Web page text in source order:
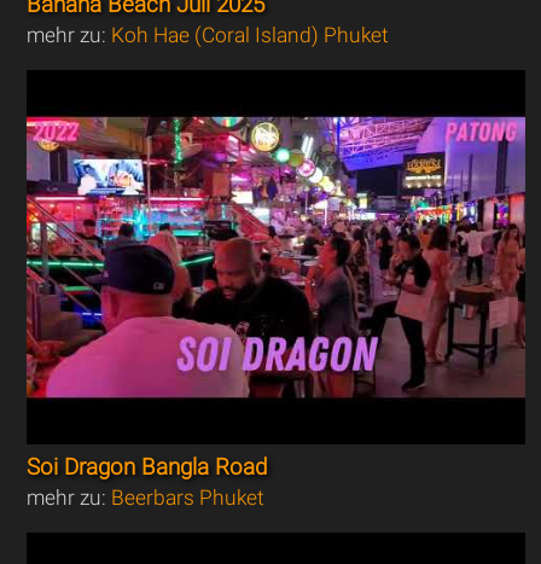
mehr zu: Koh Hae (Coral Island) Phuket
Soi Dragon Bangla Road
mehr zu: Beerbars Phuket